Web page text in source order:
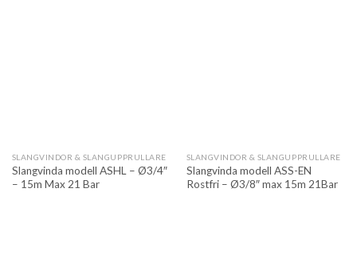
SLANGVINDOR & SLANGUPPRULLARE
Slangvinda modell ASHL – Ø3/4″
– 15m Max 21 Bar
SLANGVINDOR & SLANGUPPRULLARE
Slangvinda modell ASS-EN
Rostfri – Ø3/8″ max 15m 21Bar